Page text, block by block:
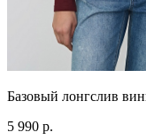
Базовый лонгслив
5 990 р.